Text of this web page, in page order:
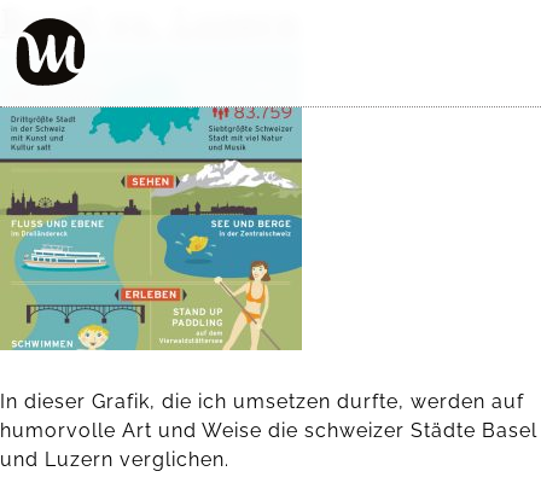
Basel vs. Luzern
In dieser Grafik, die ich umsetzen durfte, werden auf
humorvolle Art und Weise die schweizer Städte Basel
und Luzern verglichen.